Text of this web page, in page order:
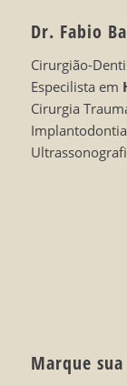
Dr. Fabio
Cirurgião-
Especilista em
Cirurgia
Marque